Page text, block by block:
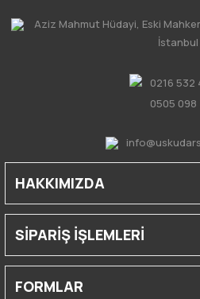
Aziz Mahmut Hüdayi, Eski
İstanbul
0216 532
0505 098
HAKKIMIZDA
SİPARİŞ İŞLEMLERİ
FORMLAR